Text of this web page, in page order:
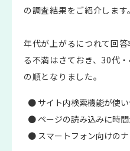
の調査結果をご紹介します。
年代が上がるにつれて回
る不満はさておき、30代
の順となりました。
● サイト内検索機能が使
● ページの読み込みに時間
● スマートフォン向けの